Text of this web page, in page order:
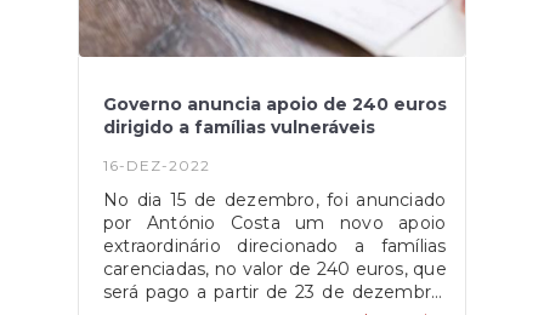
Governo anuncia apoio de 240 euros
dirigido a famílias vulneráveis
16-DEZ-2022
No dia 15 de dezembro, foi anunciado
por António Costa um novo apoio
extraordinário direcionado a famílias
carenciadas, no valor de 240 euros, que
será pago a partir de 23 de dezembro.